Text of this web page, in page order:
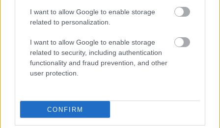
I want to allow Google to enable storage
related to personalization.
I want to allow Google to enable storage
related to security, including authentication
functionality and fraud prevention, and other
user protection.
CONFIRM